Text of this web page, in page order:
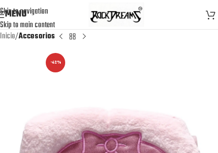
Skip to navigation
Skip to main content
MENU
Inicio Accesorios
-42%